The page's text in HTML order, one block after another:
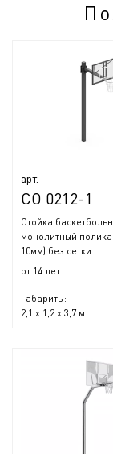
арт.
СО 0212-1
Стойка
монолитный
10мм) без сетки
от 14 лет
Габариты:
2,1 x 1,2 x 3,7 м